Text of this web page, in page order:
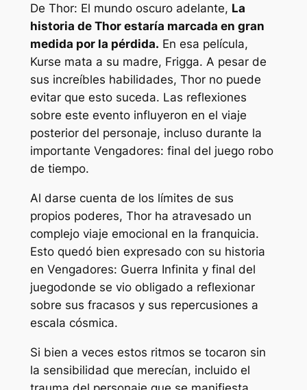
De Thor: El mundo oscuroadelante, La
historia de Thor estaría marcada en gran
medida por la pérdida. En esa película,
Kurse mata a su madre, Frigga. A pesar de
sus increíbles habilidades, Thor no puede
evitar que esto suceda. Las reflexiones
sobre este evento influyeron en el viaje
posterior del personaje, incluso durante la
importante Vengadores: final del juegorobo
de tiempo.
Al darse cuenta de los límites de sus
propios poderes, Thor ha atravesado un
complejo viaje emocional en la franquicia.
Esto quedó bien expresado con su historia
en Vengadores: Guerra Infinita y final del
juegodonde se vio obligado a reflexionar
sobre sus fracasos y sus repercusiones a
escala cósmica.
Si bien a veces estos ritmos se tocaron sin
la sensibilidad que merecían, incluido el